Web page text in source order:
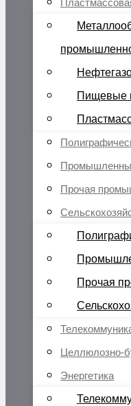
Пищевые
Прочая
Прочая
Целлюлозно-
Энергетика